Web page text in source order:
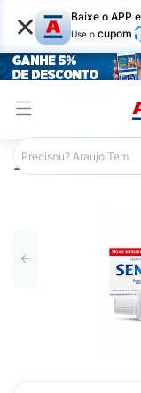
× Baixe o APP
Use o cupom
Araujo Higiene